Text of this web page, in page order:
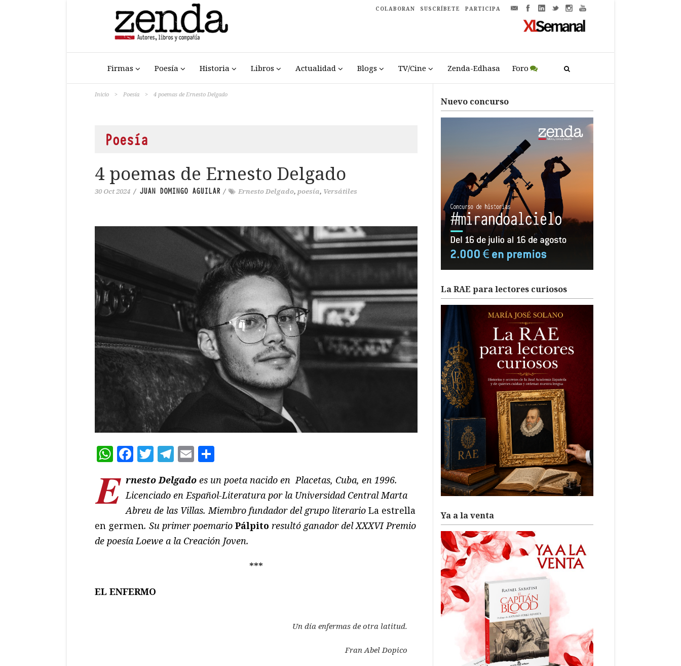
COLABORAN SUSCRÍBETE PARTICIPA
Firmas Poesía Historia Libros Actualidad Blogs TV/Cine Zenda-Edhasa Foro
Inicio > Poesía > 4 poemas de Ernesto Delgado
Poesía
4 poemas de Ernesto Delgado
30 Oct 2024 / JUAN DOMINGO AGUILAR / Ernesto Delgado, poesía, Versátiles
WhatsApp
Facebook
Twitter
Telegram
Email
E rnesto Delgado es un poeta nacido en Placetas, Cuba, en 1996.
Licenciado en Español-Literatura por la Universidad Central Marta
Abreu de las Villas. Miembro fundador del grupo literario La estrella
en germen. Su primer poemario Pálpito resultó ganador del XXXVI Premio
de poesía Loewe a la Creación Joven.
***
EL ENFERMO
Un día enfermas de otra latitud.
Fran Abel Dopico
Nuevo concurso
La RAE para lectores curiosos
Ya a la venta